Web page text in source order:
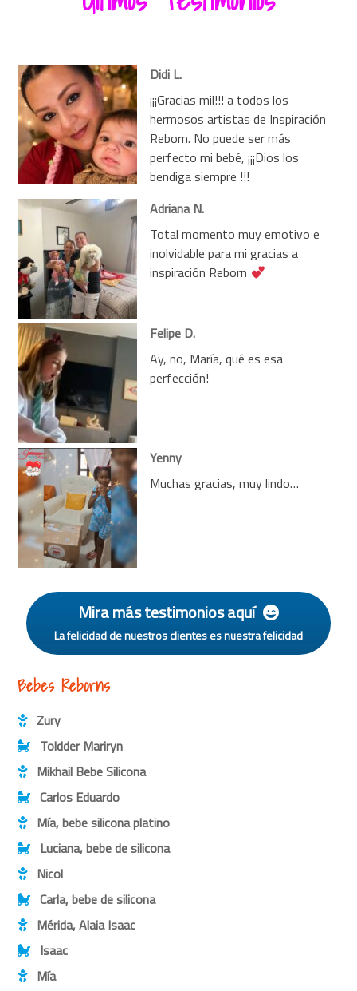
Didi L.
¡¡¡Gracias mil!!! a todos los
hermosos artistas de Inspiración
Reborn. No puede ser más
perfecto mi bebé, ¡¡¡Dios los
bendiga siempre !!!
Adriana N.
Total momento muy emotivo e
inolvidable para mi gracias a
inspiración Reborn
Felipe D.
Ay, no, María, qué es esa
perfección!
Yenny
Muchas gracias, muy lindo…
Mira más testimonios aquí
La felicidad de nuestros clientes es nuestra felicidad
Bebes Reborns
Zury
Toldder Mariryn
Mikhail Bebe Silicona
Carlos Eduardo
Mía, bebe silicona platino
Luciana, bebe de silicona
Nicol
Carla, bebe de silicona
Mérida, Alaia Isaac
Isaac
Mía